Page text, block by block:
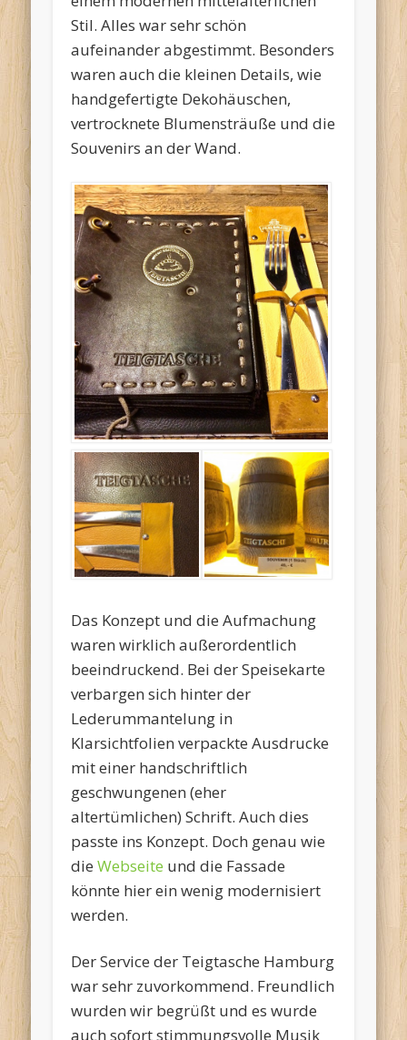
Stil. Alles war sehr schön
aufeinander abgestimmt. Besonders
waren auch die kleinen Details, wie
handgefertigte Dekohäuschen,
vertrocknete Blumensträuße und die
Souvenirs an der Wand.
Das Konzept und die Aufmachung
waren wirklich außerordentlich
beeindruckend. Bei der Speisekarte
verbargen sich hinter der
Lederummantelung in
Klarsichtfolien verpackte Ausdrucke
mit einer handschriftlich
geschwungenen (eher
altertümlichen) Schrift. Auch dies
passte ins Konzept. Doch genau wie
dieWebseite und die Fassade
könnte hier ein wenig modernisiert
werden.
Der Service der Teigtasche Hamburg
war sehr zuvorkommend. Freundlich
wurden wir begrüßt und es wurde
auch sofort stimmungsvolle Musik